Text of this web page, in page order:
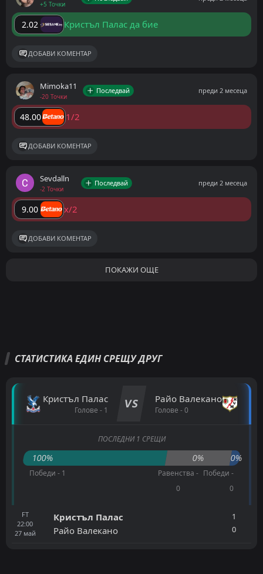
+5 Точки
2.02 Кристъл Палас да бие
ДОБАВИ КОМЕНТАР
Mimoka11
-20 Точки
Последвай преди 2 месеца
48.00 1/2
ДОБАВИ КОМЕНТАР
Sevdalln
-2 Точки
Последвай преди 2 месеца
9.00 x/2
ДОБАВИ КОМЕНТАР
ПОКАЖИ ОЩЕ
СТАТИСТИКА ЕДИН СРЕЩУ ДРУГ
Кристъл Палас
Голове - 1 VS Райо Валекано
Голове - 0
ПОСЛЕДНИ 1 СРЕЩИ
100% 0% 0%
Победи - 1
Равенства -
0
Победи -
0
FT
22:00
27 май
Кристъл Палас
Райо Валекано
1
0